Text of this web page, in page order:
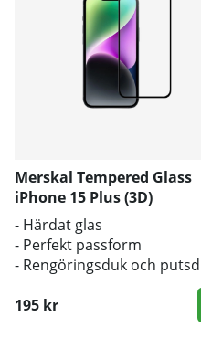
Merskal Tempered Glass
iPhone 15 Plus (3D)
- Härdat glas
- Perfekt passform
- Rengöringsduk och
195 kr